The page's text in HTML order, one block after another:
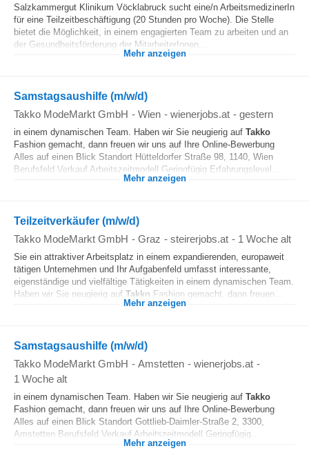
Salzkammergut Klinikum Vöcklabruck sucht eine/n ArbeitsmedizinerIn
für eine Teilzeitbeschäftigung (20 Stunden pro Woche). Die Stelle
bietet die Möglichkeit, in einem engagierten Team zu arbeiten und an
der Gesundheitsförderung der MitarbeiterInnen...
Mehr anzeigen
Samstagsaushilfe (m/w/d)
Takko ModeMarkt GmbH - Wien - wienerjobs.at - gestern
in einem dynamischen Team. Haben wir Sie neugierig auf Takko
Fashion gemacht, dann freuen wir uns auf Ihre Online-Bewerbung
Alles auf einen Blick Standort Hütteldorfer Straße 98, 1140, Wien
Berufsfeld Verkauf Arbeitszeitmodell Geringfügig Erfahrungslevel...
Mehr anzeigen
Teilzeitverkäufer (m/w/d)
Takko ModeMarkt GmbH - Graz - steirerjobs.at - 1 Woche alt
Sie ein attraktiver Arbeitsplatz in einem expandierenden, europaweit
tätigen Unternehmen und Ihr Aufgabenfeld umfasst interessante,
eigenständige und vielfältige Tätigkeiten in einem dynamischen Team.
Haben wir Sie neugierig auf Takko Fashion gemacht, dann freuen...
Mehr anzeigen
Samstagsaushilfe (m/w/d)
Takko ModeMarkt GmbH - Amstetten - wienerjobs.at -
1 Woche alt
in einem dynamischen Team. Haben wir Sie neugierig auf Takko
Fashion gemacht, dann freuen wir uns auf Ihre Online-Bewerbung
Alles auf einen Blick Standort Gottlieb-Daimler-Straße 2, 3300,
Amstetten Berufsfeld Verkauf Arbeitszeitmodell Geringfügig...
Mehr anzeigen